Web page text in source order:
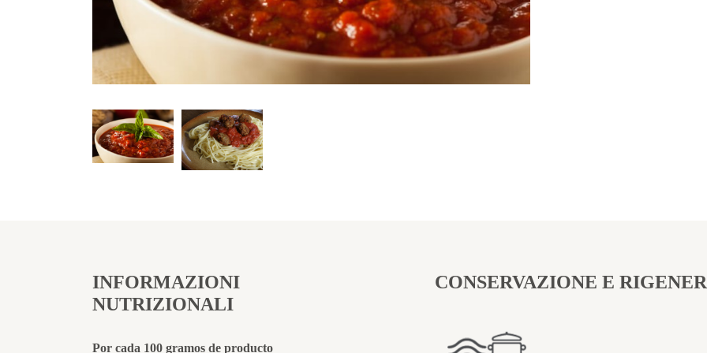
INFORMAZIONI
NUTRIZIONALI
Por cada 100 gramos de producto
CONSERVAZIONE E